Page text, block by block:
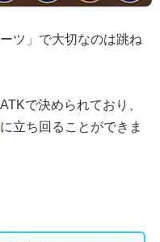
ツ」で大切なのは跳ね
で決められており、
に立ち回ることができま